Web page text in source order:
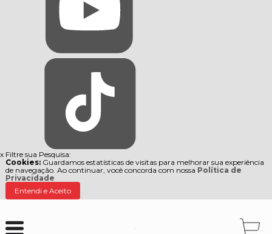
x Filtre sua Pesquisa:
Cookies: Guardamos estatísticas de visitas para melhorar sua experiência
de navegação. Ao continuar, você concorda com nossa Política de
Privacidade
Entendi e Aceito